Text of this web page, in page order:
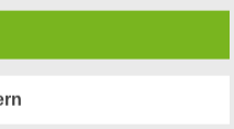
zahlreiche technische
verarbeiteten